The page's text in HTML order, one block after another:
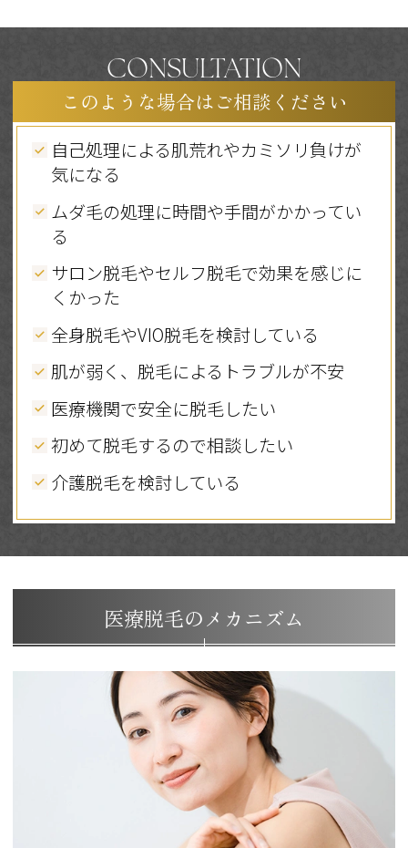
CONSULTATION
このような場合はご相談ください
自己処理による肌荒れやカミソリ負けが
気になる
ムダ毛の処理に時間や手間がかかってい
る
サロン脱毛やセルフ脱毛で効果を感じに
くかった
全身脱毛やVIO脱毛を検討している
肌が弱く、脱毛によるトラブルが不安
医療機関で安全に脱毛したい
初めて脱毛するので相談したい
介護脱毛を検討している
医療脱毛のメカニズム